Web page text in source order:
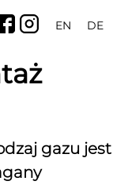
EN DE
gazu jest